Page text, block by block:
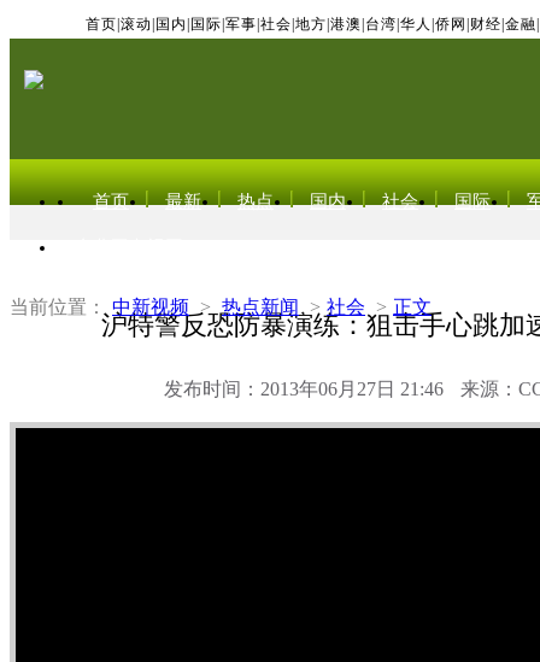
首页 滚动 国内 国际 军事 社会 地方 港澳 台湾 华人 侨网 财经 金融
首页 最新 热点 国内 社会 国际
当前位置： 中新视频 > 热点新闻 > 社会 > 正文
沪特警反恐防暴演练：狙击手心跳加
发布时间：2013年06月27日 21:46 来源：